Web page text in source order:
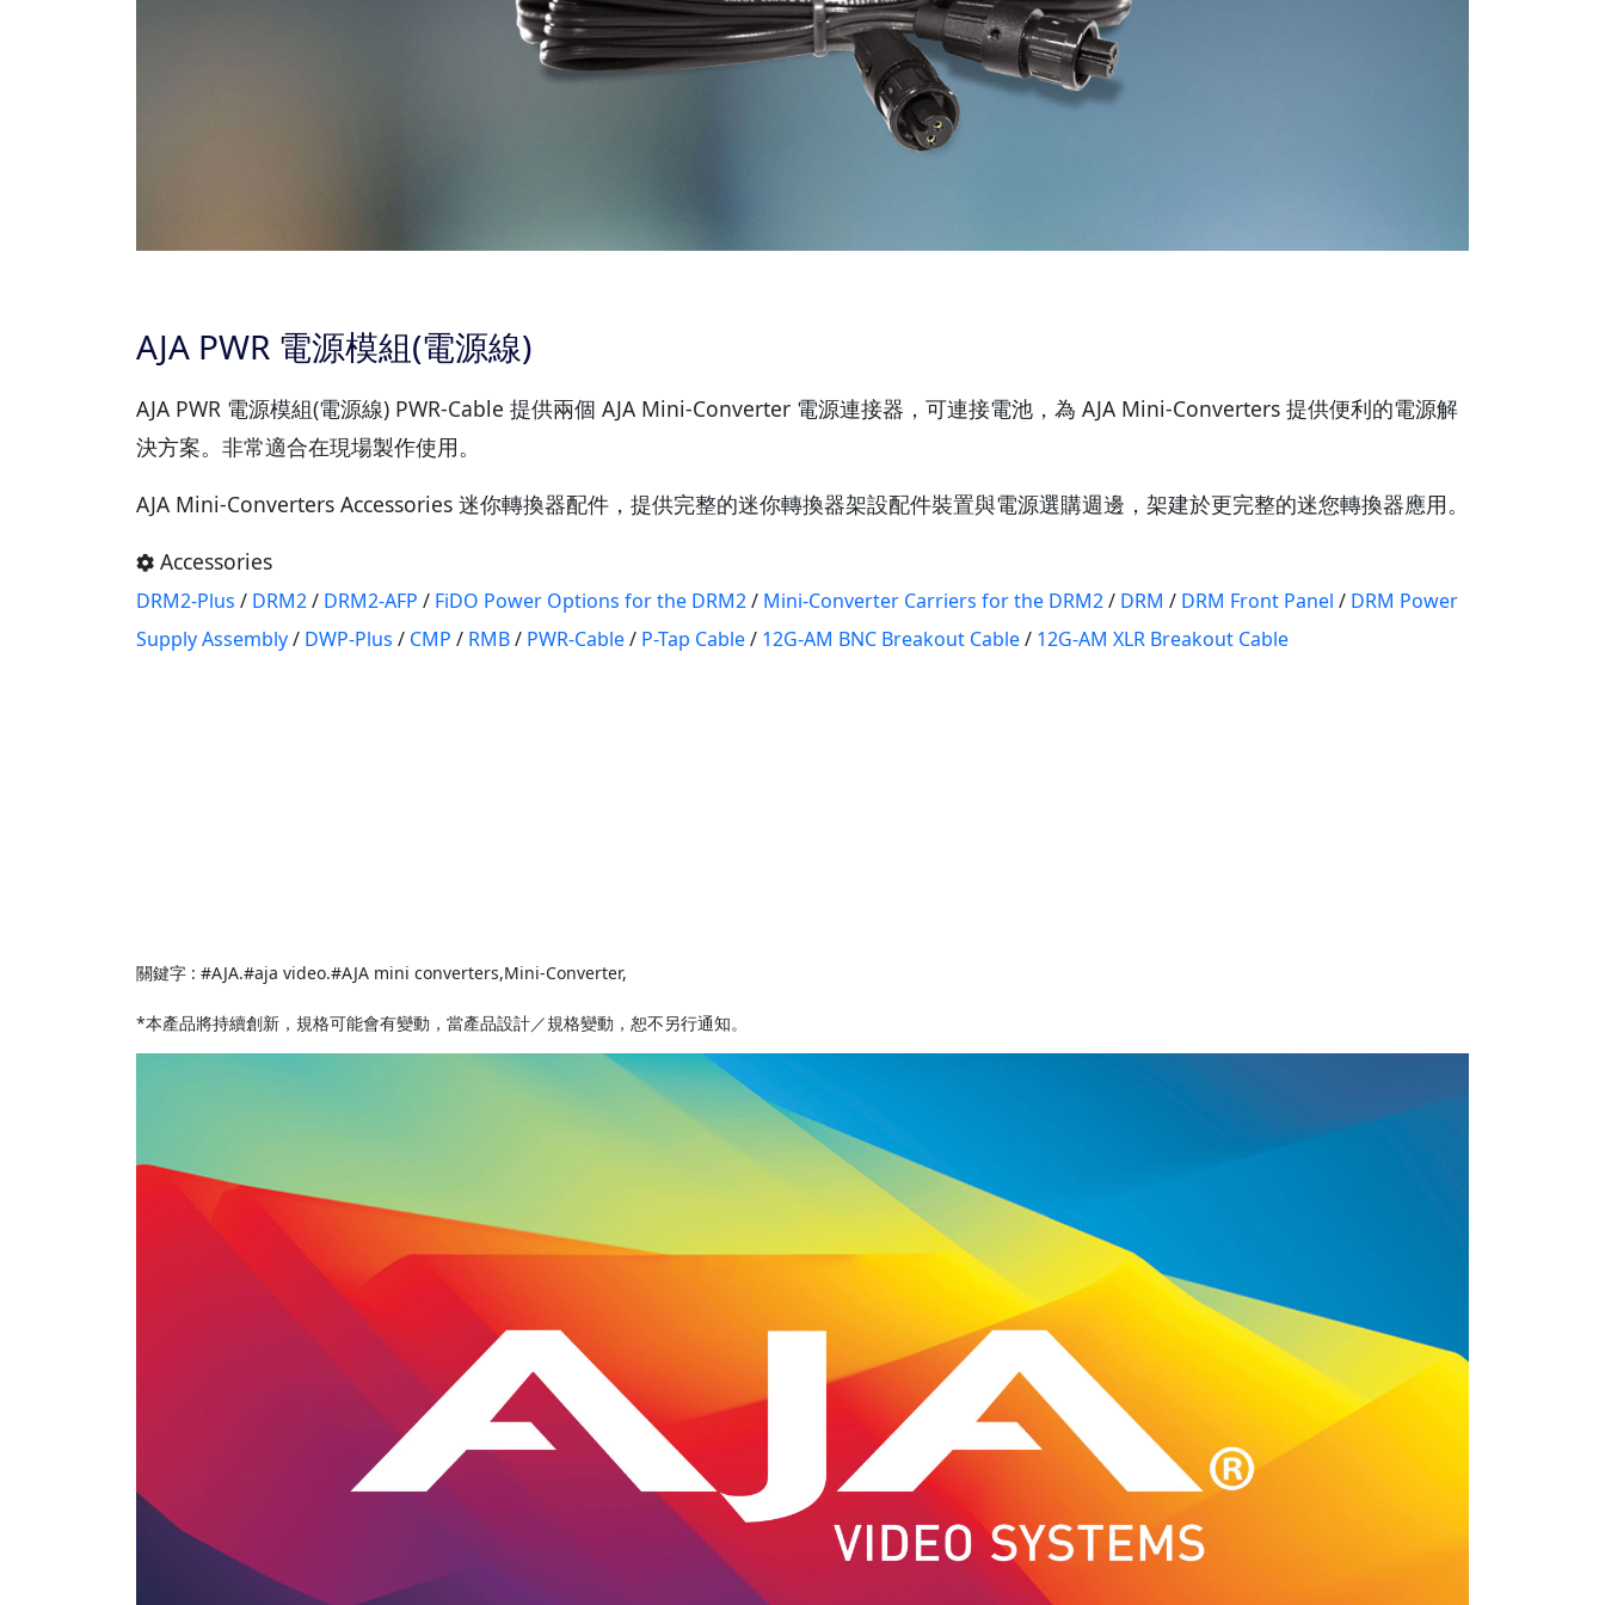
AJA PWR 電源模組(電源線)
AJA PWR 電源模組(電源線) PWR-Cable 提供兩個 AJA Mini-Converter 電源連接器，可連接電池，為 AJA Mini-Converters 提供便利的電源解
決方案。非常適合在現場製作使用。
AJA Mini-Converters Accessories 迷你轉換器配件，提供完整的迷你轉換器架設配件裝置與電源選購週邊，架建於更完整的迷您轉換器應用。
Accessories
DRM2-Plus / DRM2/ DRM2-AFP / FiDO Power Options for the DRM2/ Mini-Converter Carriers for the DRM2/ DRM / DRM Front Panel / DRM Power
Supply Assembly/ DWP-Plus / CMP / RMB/ PWR-Cable/ P-Tap Cable/ 12G-AM BNC Breakout Cable/ 12G-AM XLR Breakout Cable
關鍵字 : #AJA.#aja video.#AJA mini converters,Mini-Converter,
*本產品將持續創新，規格可能會有變動，當產品設計／規格變動，恕不另行通知。